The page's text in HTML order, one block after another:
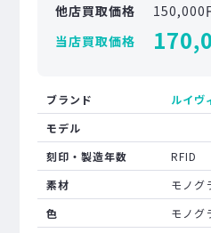
他店買取価格
150,000
当店買取価格
ブランド
ルイヴ
モデル
刻印・製造年数
RFID
素材
モノグ
色
モノグ